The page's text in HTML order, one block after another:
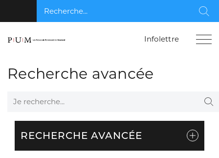
Recherche...
Infolettre
Recherche avancée
Je recherche...
RECHERCHE AVANCÉE